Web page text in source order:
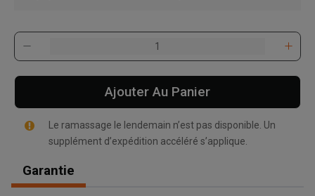
Ajouter Au Panier
Le ramassage le lendemain n’est pas disponible. Un
supplément d’expédition accéléré s’applique.
Garantie